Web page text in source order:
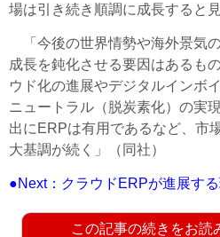
場は引き続き順調に成長すると見
「今後の世界情勢や海外景気
成長を鈍化させる要因はあるも
ウド化の進展やデジタルインボ
ニュートラル（脱炭素化）の実
出にERPは有用であるなど、市
大基調が続く」（同社）
●Next：クラウドERPが進展す
この記事の続きをお読